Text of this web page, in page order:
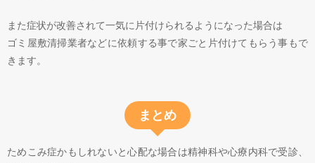
また症状が改善されて一気に片付けられるようになった場合は
ゴミ屋敷清掃業者などに依頼する事で家ごと片付けてもらう事もで
きます。
まとめ
ためこみ症かもしれないと心配な場合は精神科や心療内科で受診、